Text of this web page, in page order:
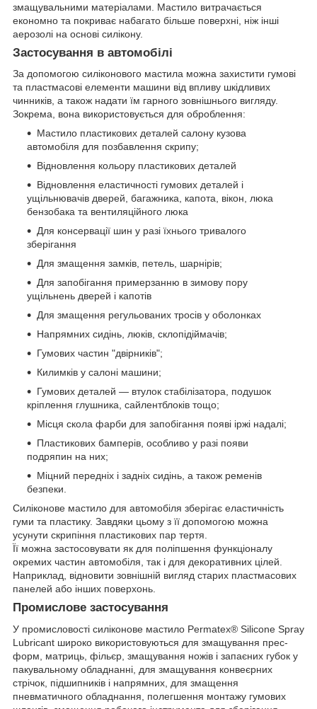
змащувальними матеріалами. Мастило витрачається
економно та покриває набагато більше поверхні, ніж інші
аерозолі на основі силікону.
Застосування в автомобілі
За допомогою силіконового мастила можна захистити гумові
та пластмасові елементи машини від впливу шкідливих
чинників, а також надати їм гарного зовнішнього вигляду.
Зокрема, вона використовується для оброблення:
Мастило пластикових деталей салону кузова
автомобіля для позбавлення скрипу;
Відновлення кольору пластикових деталей
Відновлення еластичності гумових деталей і
ущільнювачів дверей, багажника, капота, вікон, люка
бензобака та вентиляційного люка
Для консервації шин у разі їхнього тривалого
зберігання
Для змащення замків, петель, шарнірів;
Для запобігання примерзанню в зимову пору
ущільнень дверей і капотів
Для змащення регульованих тросів у оболонках
Напрямних сидінь, люків, склопідіймачів;
Гумових частин "двірників";
Килимків у салоні машини;
Гумових деталей — втулок стабілізатора, подушок
кріплення глушника, сайлентблоків тощо;
Місця скола фарби для запобігання появі іржі надалі;
Пластикових бамперів, особливо у разі появи
подряпин на них;
Міцний передніх і задніх сидінь, а також ременів
безпеки.
Силіконове мастило для автомобіля зберігає еластичність
гуми та пластику. Завдяки цьому з її допомогою можна
усунути скрипіння пластикових пар тертя.
Її можна застосовувати як для поліпшення функціоналу
окремих частин автомобіля, так і для декоративних цілей.
Наприклад, відновити зовнішній вигляд старих пластмасових
панелей або інших поверхонь.
Промислове застосування
У промисловості силіконове мастило Permatex® Silicone Spray
Lubricant широко використовуються для змащування прес-
форм, матриць, фільєр, змащування ножів і запаєних губок у
пакувальному обладнанні, для змащування конвеєрних
стрічок, підшипників і напрямних, для змащення
пневматичного обладнання, полегшення монтажу гумових